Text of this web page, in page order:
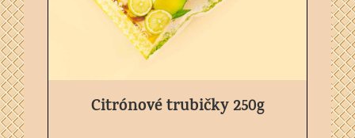
Citrónové trubičky 250g